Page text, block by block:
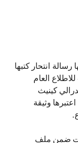
انتحار كتبها
العام
كينيث
وثيقة
ضمن ملف